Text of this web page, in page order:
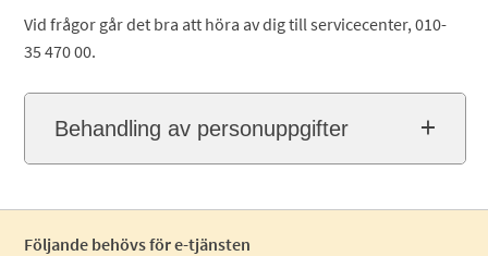
Vid frågor går det bra att höra av dig till servicecenter, 010-
35 470 00.
Behandling av personuppgifter
Följande behövs för e-tjänsten